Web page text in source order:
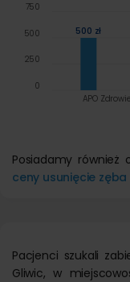
500 zł
APO Zdrowie
0
250
500
750
Posiadamy
ceny usunięcie
Pacjenci szukali
Gliwic, w